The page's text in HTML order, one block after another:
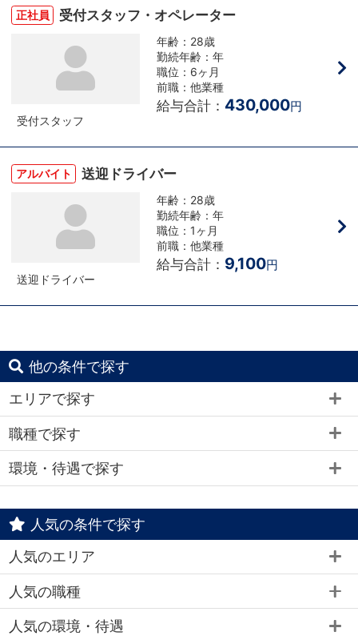
正社員 受付スタッフ・オペレーター
受付スタッフ
年齢：28歳
勤続年齢：年
職位：6ヶ月
前職：他業種
給与合計： 430,000円
アルバイト 送迎ドライバー
送迎ドライバー
年齢：28歳
勤続年齢：年
職位：1ヶ月
前職：他業種
給与合計： 9,100円
他の条件で探す
エリアで探す
職種で探す
環境・待遇で探す
人気の条件で探す
人気のエリア
人気の職種
人気の環境・待遇